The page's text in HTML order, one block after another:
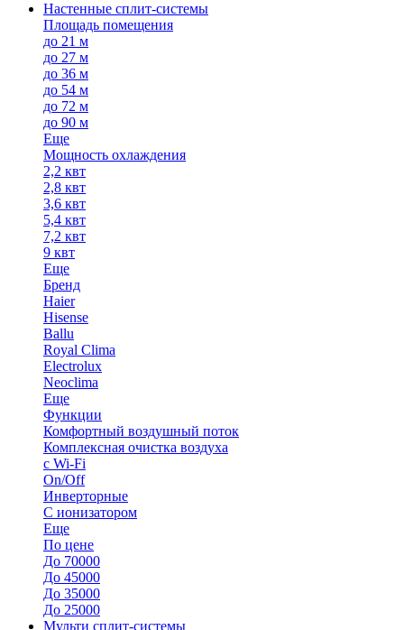
Настенные сплит-системы
Площадь помещения
до 21 м
до 27 м
до 36 м
до 54 м
до 72 м
до 90 м
Еще
Мощность охлаждения
2,2 квт
2,8 квт
3,6 квт
5,4 квт
7,2 квт
9 квт
Еще
Бренд
Haier
Hisense
Ballu
Royal Clima
Electrolux
Neoclima
Еще
Функции
Комфортный воздушный поток
Комплексная очистка воздуха
с Wi-Fi
On/Off
Инверторные
С ионизатором
Еще
По цене
До 70000
До 45000
До 35000
До 25000
Мульти сплит-системы